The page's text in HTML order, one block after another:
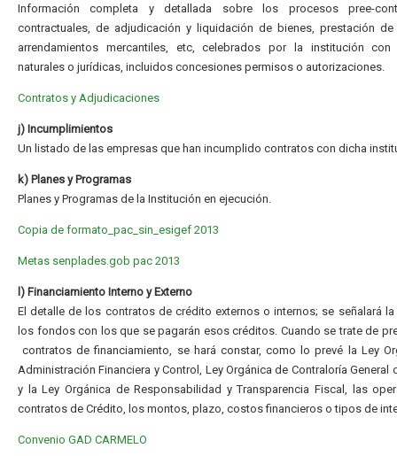
Información completa y detallada sobre los procesos pree-
contractuales, de adjudicación y liquidación de bienes, prestación de
arrendamientos mercantiles, etc, celebrados por la institución con
naturales o jurídicas, incluidos concesiones permisos o autorizaciones.
Contratos y Adjudicaciones
j) Incumplimientos
Un listado de las empresas que han incumplido contratos con dicha
k) Planes y Programas
Planes y Programas de la Institución en ejecución.
Copia de formato_pac_sin_esigef 2013
Metas senplades.gob pac 2013
l) Financiamiento Interno y Externo
El detalle de los contratos de crédito externos o internos; se señalará
los fondos con los que se pagarán esos créditos. Cuando se trate de
contratos de financiamiento, se hará constar, como lo prevé la Ley
Administración Financiera y Control, Ley Orgánica de Contraloría General
y la Ley Orgánica de Responsabilidad y Transparencia Fiscal, las
contratos de Crédito, los montos, plazo, costos financieros o tipos de
Convenio GAD CARMELO